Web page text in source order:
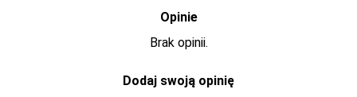
Opinie
Brak opinii.
Dodaj swoją opinię